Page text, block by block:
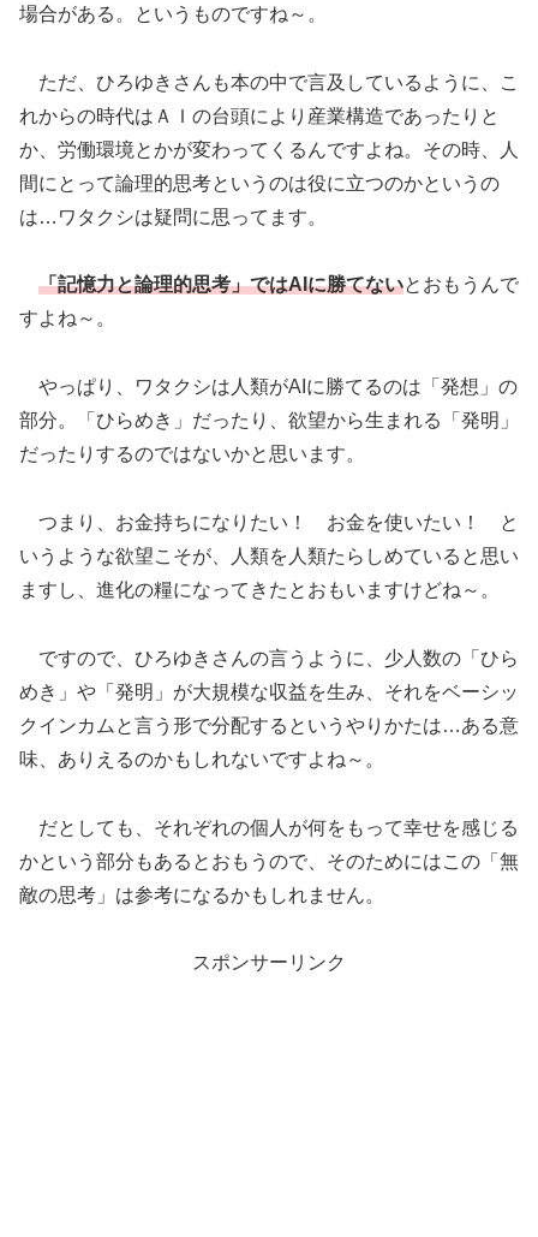
場合がある。というものですね～。
ただ、ひろゆきさんも本の中で言及しているように、こ
れからの時代はＡＩの台頭により産業構造であったりと
か、労働環境とかが変わってくるんですよね。その時、人
間にとって論理的思考というのは役に立つのかというの
は…ワタクシは疑問に思ってます。
「記憶力と論理的思考」ではAIに勝てないとおもうんで
すよね～。
やっぱり、ワタクシは人類がAIに勝てるのは「発想」の
部分。「ひらめき」だったり、欲望から生まれる「発明」
だったりするのではないかと思います。
つまり、お金持ちになりたい！ お金を使いたい！ と
いうような欲望こそが、人類を人類たらしめていると思い
ますし、進化の糧になってきたとおもいますけどね～。
ですので、ひろゆきさんの言うように、少人数の「ひら
めき」や「発明」が大規模な収益を生み、それをベーシッ
クインカムと言う形で分配するというやりかたは…ある意
味、ありえるのかもしれないですよね～。
だとしても、それぞれの個人が何をもって幸せを感じる
かという部分もあるとおもうので、そのためにはこの「無
敵の思考」は参考になるかもしれません。
スポンサーリンク